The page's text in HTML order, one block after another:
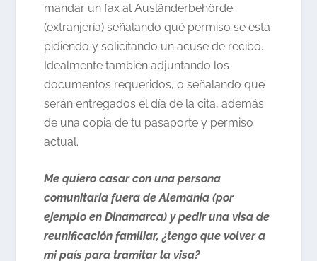
mandar un fax al Ausländerbehörde
(extranjería) señalando qué permiso se está
pidiendo y solicitando un acuse de recibo.
Idealmente también adjuntando los
documentos requeridos, o señalando que
serán entregados el día de la cita, además
de una copia de tu pasaporte y permiso
actual.
Me quiero casar con una persona
comunitaria fuera de Alemania (por
ejemplo en Dinamarca) y pedir una visa de
reunificación familiar, ¿tengo que volver a
mi país para tramitar la visa?